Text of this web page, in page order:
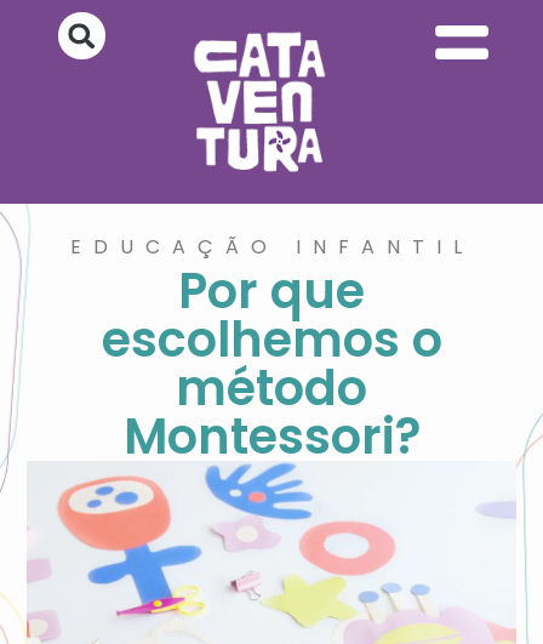
EDUCAÇÃO INFANTIL
Por que
escolhemos o
método
Montessori?